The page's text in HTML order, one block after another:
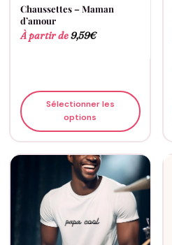
Chaussettes – Maman
d’amour
À partir de9,59€
Sélectionner les
options